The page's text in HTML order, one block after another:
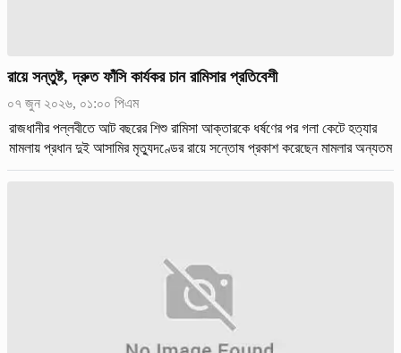
রায়ে সন্তুষ্ট, দ্রুত ফাঁসি কার্যকর চান রামিসার প্রতিবেশী
০৭ জুন ২০২৬, ০১:০০ পিএম
রাজধানীর পল্লবীতে আট বছরের শিশু রামিসা আক্তারকে ধর্ষণের পর গলা কেটে হত্যার
মামলায় প্রধান দুই আসামির মৃত্যুদণ্ডের রায়ে সন্তোষ প্রকাশ করেছেন মামলার অন্যতম
সাক্ষী।